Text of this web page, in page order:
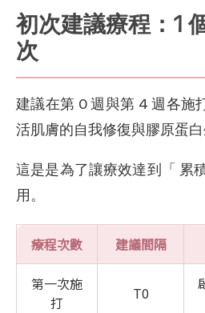
初次建議療程：1
次
建議在第 0 週與第 4 週各施
活肌膚的自我修復與膠原蛋白
這是是為了讓療效達到「 累
用。
療程次數 建議間隔
第一次施
打
T0